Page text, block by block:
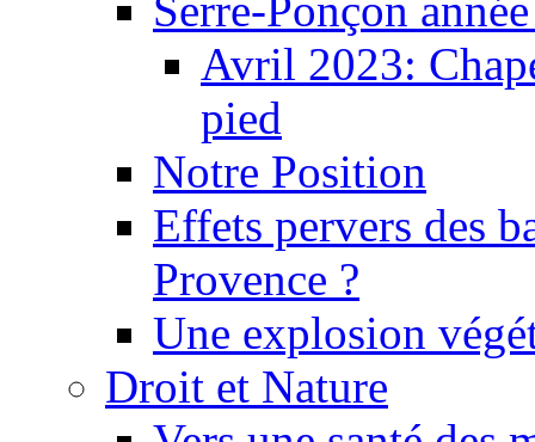
Serre-Ponçon
Avril 2023:
pied
Notre Position
Effets pervers des
Provence ?
Une explosion
Droit et Nature